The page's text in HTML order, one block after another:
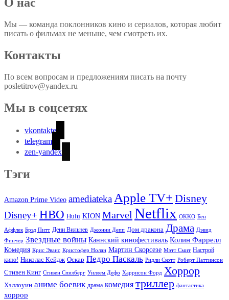
Мы — команда поклонников кино и сериалов, которая любит
писать о фильмах не меньше, чем смотреть их.
Контакты
По всем вопросам и предложениям писать на почту
posletitrov@yandex.ru
Мы в соцсетях
vkontakte
telegram
zen-yandex
Тэги
Amazon Prime Video amediatekaApple TV+ Disney
Disney+ HBO Hulu KION Marvel Netflix OKKO Бен
Аффлек Брэд Питт Дени Вильнев Джонни Депп Дом дракона Драма Дэвид
Финчер Звездные войны Каннский кинофестиваль Колин Фаррелл
Комедия Крис Эванс Кристофер Нолан Мартин Скорсезе Мэтт Смит Настрой
кино! Николас Кейдж Оскар Педро Паскаль Ридли Скотт Роберт Паттинсон
Стивен Кинг Стивен Спилберг Уиллем Дефо Харрисон Форд Хоррор
Хэллоуин аниме боевик драма комедия триллер фантастика
хоррор